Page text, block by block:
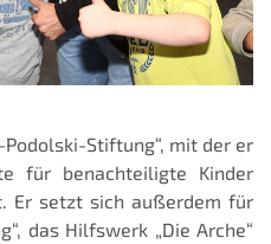
Stiftung“, mit der er
für benachteiligte Kinder
Er setzt sich außerdem für
das Hilfswerk „Die Arche“